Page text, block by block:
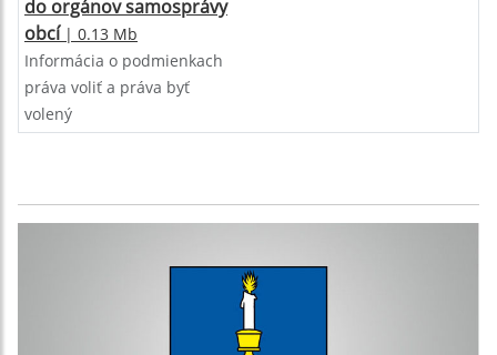
do orgánov samosprávy
obcí| 0.13 Mb
Informácia o podmienkach
práva voliť a práva byť
volený